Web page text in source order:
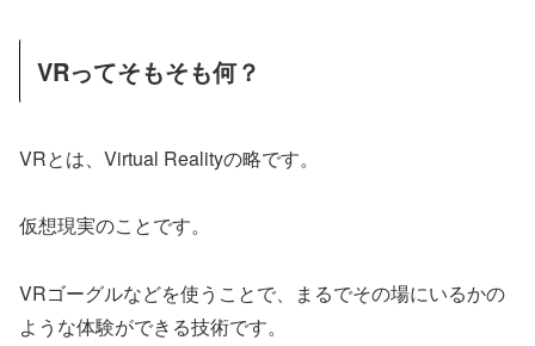
VRってそもそも何？
VRとは、Virtual Realityの略です。
仮想現実のことです。
VRゴーグルなどを使うことで、まるでその場にいるかの
ような体験ができる技術です。